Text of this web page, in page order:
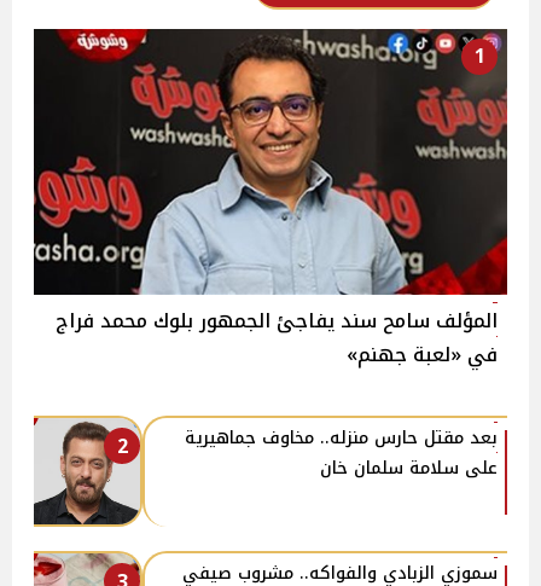
1
المؤلف سامح سند يفاجئ الجمهور بلوك محمد فراج
في «لعبة جهنم»
2
بعد مقتل حارس منزله.. مخاوف جماهيرية
على سلامة سلمان خان
سموزي الزبادي والفواكه.. مشروب صيفي